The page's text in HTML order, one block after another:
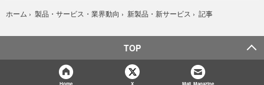
ホーム › 製品・サービス・業界動向 › 新製品・新サービス › 記事
TOP
Home X Mail Magazine